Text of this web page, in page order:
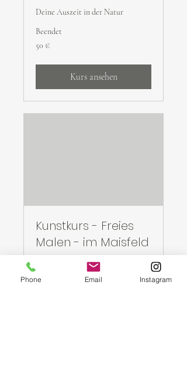
Deine Auszeit in der Natur
Beendet
Euro
50 €
Kurs ansehen
Kunstkurs - Freies
Malen - im Maisfeld
Deine Auszeit in der Natur
Beendet
Phone Email Instagram